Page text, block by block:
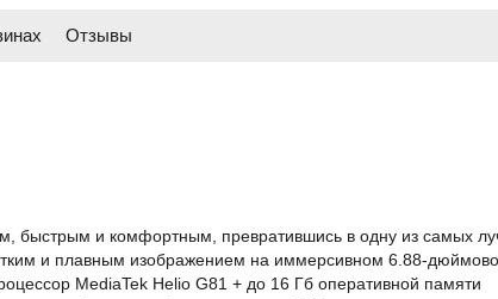
Отзывы
быстрым и комфортным, превратившись в одну из самых
и плавным изображением на иммерсивном 6.88-
MediaTek Helio G81 + до 16 Гб оперативной памяти